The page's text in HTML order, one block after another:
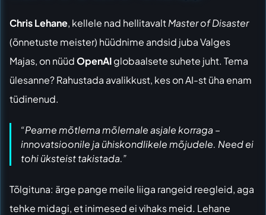
Chris Lehane, kellele nad hellitavaltMaster of Disaster
(õnnetuste meister) hüüdnime andsid juba Valges
Majas, on nüüdOpenAIglobaalsete suhete juht. Tema
ülesanne? Rahustada avalikkust, kes on AI-st üha enam
tüdinenud.
“Peame mõtlema mõlemale asjale korraga –
innovatsioonile ja ühiskondlikele mõjudele. Need ei
tohi üksteist takistada.”
Tõlgituna: ärge pange meile liiga rangeid reegleid, aga
tehke midagi, et inimesed ei vihaks meid. Lehane